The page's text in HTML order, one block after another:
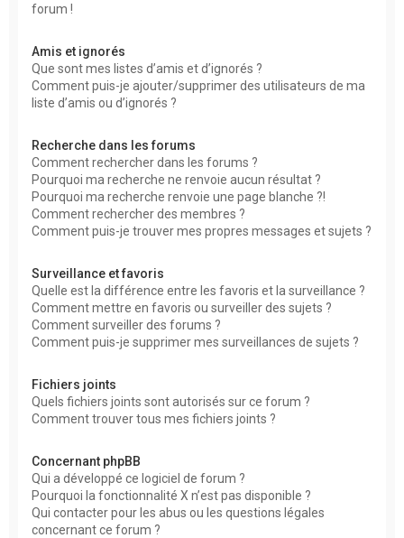
forum !
Amis et ignorés
Que sont mes listes d’amis et d’ignorés ?
Comment puis-je ajouter/supprimer des utilisateurs de ma
liste d’amis ou d’ignorés ?
Recherche dans les forums
Comment rechercher dans les forums ?
Pourquoi ma recherche ne renvoie aucun résultat ?
Pourquoi ma recherche renvoie une page blanche ?!
Comment rechercher des membres ?
Comment puis-je trouver mes propres messages et sujets ?
Surveillance et favoris
Quelle est la différence entre les favoris et la surveillance ?
Comment mettre en favoris ou surveiller des sujets ?
Comment surveiller des forums ?
Comment puis-je supprimer mes surveillances de sujets ?
Fichiers joints
Quels fichiers joints sont autorisés sur ce forum ?
Comment trouver tous mes fichiers joints ?
Concernant phpBB
Qui a développé ce logiciel de forum ?
Pourquoi la fonctionnalité X n’est pas disponible ?
Qui contacter pour les abus ou les questions légales
concernant ce forum ?